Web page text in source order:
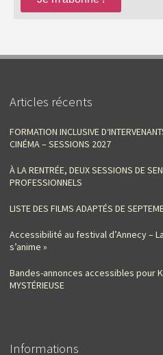
Articles récents
FORMATION INCLUSIVE
CINÉMA – SESSIONS 2027
À LA RENTRÉE, DEUX SESSIONS DE
PROFESSIONNELS
LISTE DES FILMS ADAPTÉS DE
Accessibilité au festival d’Annecy –
s’anime »
Bandes-annonces accessibles pour
MYSTÉRIEUSE
Informations